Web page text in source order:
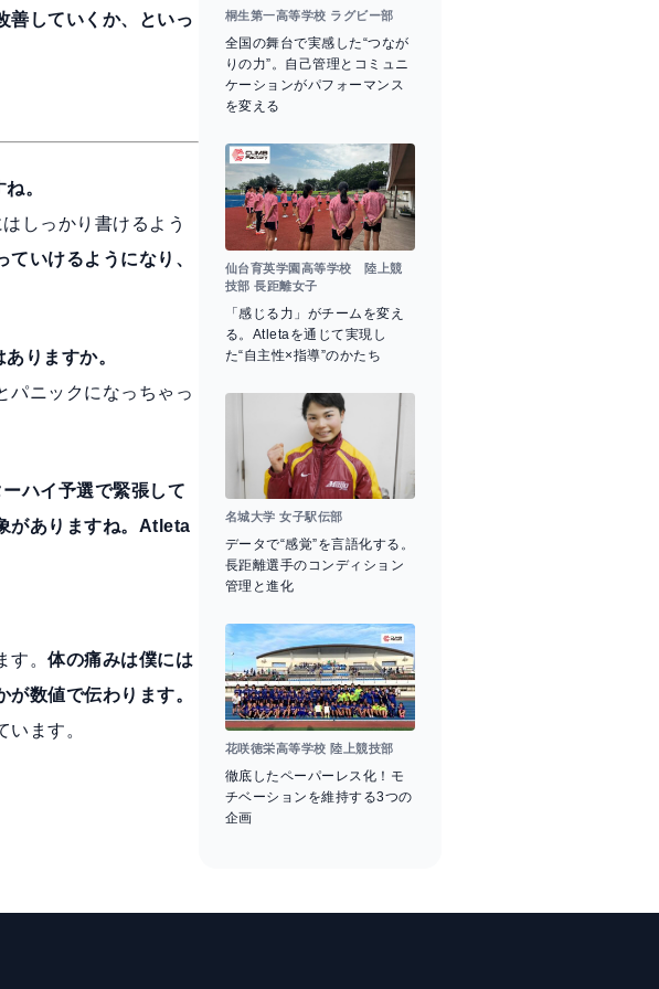
善していくか、といっ
。
しっかり書けるよう
いけるようになり、
りますか。
パニックになっちゃっ
ハイ予選で緊張して
がありますね。Atleta
す。体の痛みは僕には
数値で伝わります。
ます。
桐生第一高等学校 ラグビー部
全国の舞台で実感した“つなが
りの力”。自己管理とコミュニ
ケーションがパフォーマンス
を変える
仙台育英学園高等学校 陸上競
技部 長距離女子
「感じる力」がチームを変え
る。Atletaを通じて実現し
た“自主性×指導”のかたち
名城大学 女子駅伝部
データで“感覚”を言語化する。
長距離選手のコンディション
管理と進化
花咲徳栄高等学校 陸上競技部
徹底したペーパーレス化！モ
チベーションを維持する3つの
企画